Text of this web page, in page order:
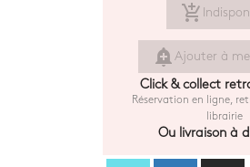
add_shopping_cart
add_alert Ajouter à
Click & collect
Réservation en ligne,
librairie
Ou livraison à